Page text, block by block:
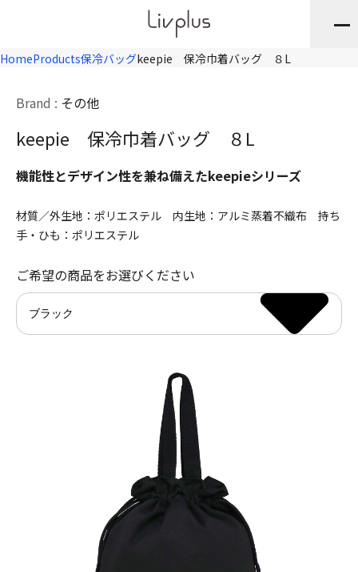
HomeProducts保冷バッグkeepie 保冷巾着バッグ ８L
Brand : その他
keepie 保冷巾着バッグ ８L
機能性とデザイン性を兼ね備えたkeepieシリーズ
材質／外生地：ポリエステル 内生地：アルミ蒸着不織布 持ち
手・ひも：ポリエステル
ご希望の商品をお選びください